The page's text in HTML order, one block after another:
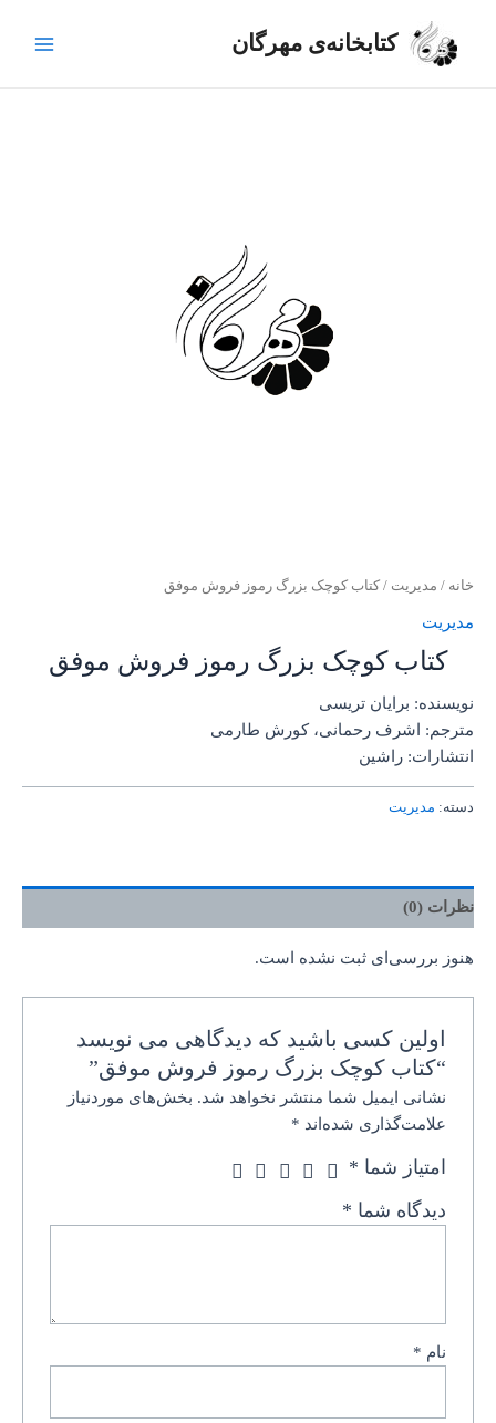
کتابخانه‌ی مهرگان
خانه / مدیریت / کتاب کوچک بزرگ رموز فروش موفق
مدیریت
کتاب کوچک بزرگ رموز فروش موفق
نویسنده: برایان تریسی
مترجم: اشرف رحمانی، کورش طارمی
انتشارات: راشین
دسته: مدیریت
نظرات (0)
هنوز بررسی‌ای ثبت نشده است.
اولین کسی باشید که دیدگاهی می نویسد
“کتاب کوچک بزرگ رموز فروش موفق”
نشانی ایمیل شما منتشر نخواهد شد. بخش‌های موردنیاز
علامت‌گذاری شده‌اند *
امتیاز شما *
دیدگاه شما *
نام *